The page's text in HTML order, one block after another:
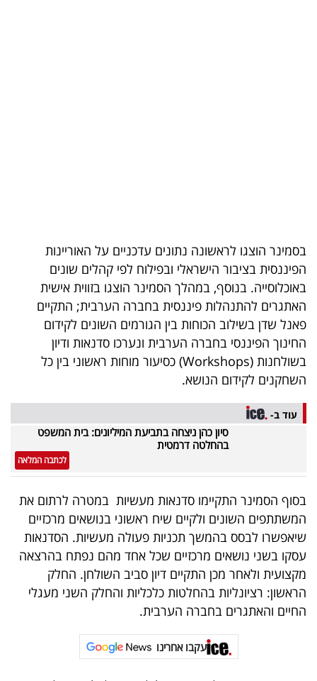
המילון
הכלכלי
פודקאסט
40
UNDER
40
דרושים
ניוזלטרים
מייל
בסמינר הוצגו לראשונה נתונים עדכניים על האוריינות
הפיננסית בציבור הישראלי ובפילוח לפי קהלים שונים
באוכלוסייה. בנוסף, במהלך הסמינר הוצגו בזווית אישית
האתגרים להתנהלות פיננסית בחברה הערבית; התקיים
פאנל שדן בשילוב הכוחות בין הגורמים השונים לקידום
החינוך הפיננסי בחברה הערבית ונערכו סדנאות ודיון
בשולחנות (Workshops) כסיעור מוחות ראשוני בין כל
השחקנים לקידום הנושא.
עוד ב-
סיון כהן ניצחה בתביעת המיליונים: בית המשפט
בהחלטה דרמטית
לכתבה המלאה
בסוף הסמינר התקיימו סדנאות מעשיות במטרה לרתום את
המשתתפים השונים ולקיים שיח ראשוני בנושאים מרכזיים
שיאפשרו לבסס בהמשך תכניות פעולה מעשיות. הסדנאות
עסקו בשני נושאים מרכזיים שכל אחד מהם נפתח בהרצאה
מקצועית ולאחר מכן התקיים דיון סביב השולחן. החלק
הראשון: רציונליות בהחלטות כלכליות והחלק השני מעגלי
החיים והאתגרים בחברה הערבית.
עקבו אחרינו